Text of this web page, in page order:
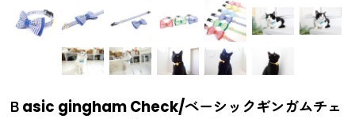
Ｂasic gingham Check/ベーシックギンガムチェ